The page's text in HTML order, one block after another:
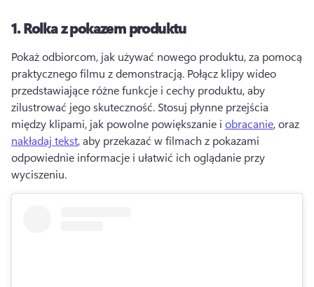
1.Rolka z pokazem produktu
Pokaż odbiorcom, jak używać nowego produktu, za pomocą
praktycznego filmu z demonstracją. Połącz klipy wideo
przedstawiające różne funkcje i cechy produktu, aby
zilustrować jego skuteczność. Stosuj płynne przejścia
między klipami, jak powolne powiększanie i obracanie, oraz
nakładaj tekst, aby przekazać w filmach z pokazami
odpowiednie informacje i ułatwić ich oglądanie przy
wyciszeniu.